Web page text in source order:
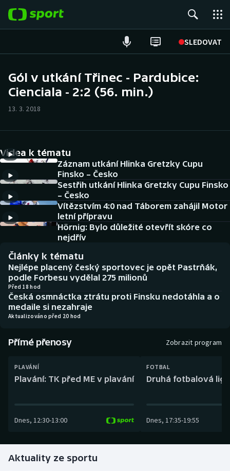
SLEDOVAT
Hokej
Cyklistika
DALŠÍ SPORTY
Americký fotbal
Baseball a softbal
Basketbal
Biatlon
Boby a skeleton
Box
Curling
Golf
NEPŘEHLÉDNĚTE
Historické návraty
Aplikace ČT sport
AZ kvíz
Gól v utkání Třinec - Pardubice:
Cienciala - 2:2 (56. min.)
13. 3. 2018
Videa k tématu
Záznam utkání Hlinka Gretzky Cupu
Finsko – Česko
Sestřih utkání Hlinka Gretzky Cupu Finsko
– Česko
Vítězstvím 4:0 nad Táborem zahájil Motor
letní přípravu
Hörnig: Bylo důležité otevřít skóre co
nejdřív
Články k tématu
Nejlépe placený český sportovec je opět Pastrňák,
podle Forbesu vydělal 275 milionů
Před 18 hod
Česká osmnáctka ztrátu proti Finsku nedotáhla a o
medaile si nezahraje
Aktualizováno před 20 hod
Přímé přenosy Zobrazit program
PLAVÁNÍ
Plavání: TK před ME v plavání
Dnes, 12:30-13:00
FOTBAL
Druhá fotbalová
Dnes, 17:35-19:55
Aktuality ze sportu